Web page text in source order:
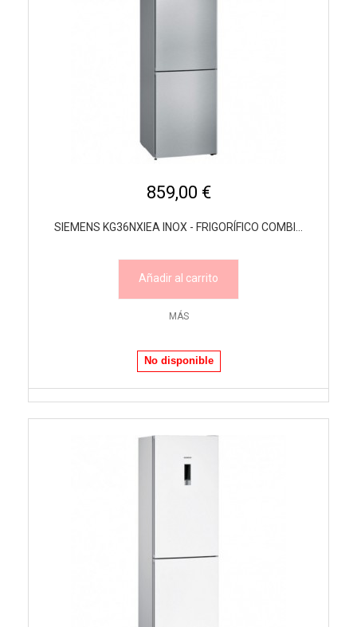
859,00 €
SIEMENS KG36NXIEA INOX - FRIGORÍFICO COMBI...
Añadir al carrito
MÁS
No disponible